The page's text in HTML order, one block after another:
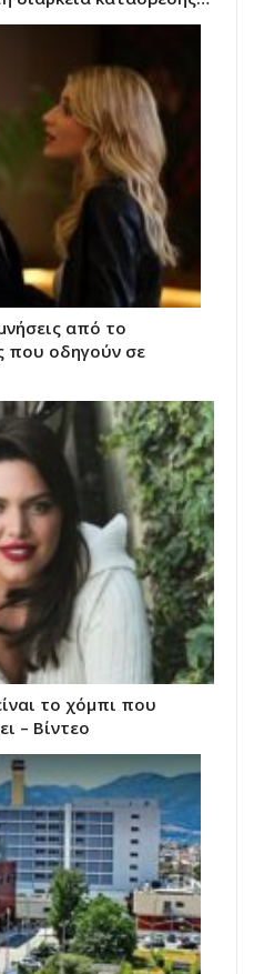
από το
που οδηγούν σε
το χόμπι που
– Βίντεο